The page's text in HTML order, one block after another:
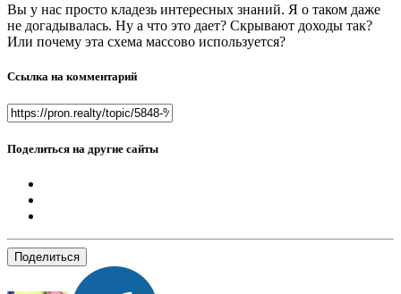
Вы у нас просто кладезь интересных знаний. Я о таком даже
не догадывалась. Ну а что это дает? Скрывают доходы так?
Или почему эта схема массово используется?
Ссылка на комментарий
Поделиться на другие сайты
Поделиться